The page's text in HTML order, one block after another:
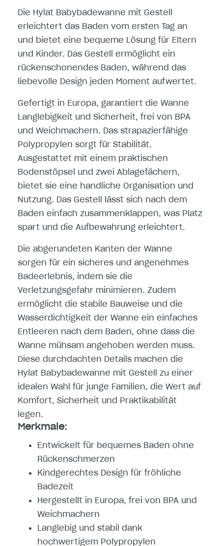
Die Hylat Babybadewanne mit Gestell
erleichtert das Baden vom ersten Tag an
und bietet eine bequeme Lösung für Eltern
und Kinder. Das Gestell ermöglicht ein
rückenschonendes Baden, während das
liebevolle Design jeden Moment aufwertet.
Gefertigt in Europa, garantiert die Wanne
Langlebigkeit und Sicherheit, frei von BPA
und Weichmachern. Das strapazierfähige
Polypropylen sorgt für Stabilität.
Ausgestattet mit einem praktischen
Bodenstöpsel und zwei Ablagefächern,
bietet sie eine handliche Organisation und
Nutzung. Das Gestell lässt sich nach dem
Baden einfach zusammenklappen, was Platz
spart und die Aufbewahrung erleichtert.
Die abgerundeten Kanten der Wanne
sorgen für ein sicheres und angenehmes
Badeerlebnis, indem sie die
Verletzungsgefahr minimieren. Zudem
ermöglicht die stabile Bauweise und die
Wasserdichtigkeit der Wanne ein einfaches
Entleeren nach dem Baden, ohne dass die
Wanne mühsam angehoben werden muss.
Diese durchdachten Details machen die
Hylat Babybadewanne mit Gestell zu einer
idealen Wahl für junge Familien, die Wert auf
Komfort, Sicherheit und Praktikabilität
legen.
Merkmale:
Entwickelt für bequemes Baden ohne
Rückenschmerzen
Kindgerechtes Design für fröhliche
Badezeit
Hergestellt in Europa, frei von BPA und
Weichmachern
Langlebig und stabil dank
hochwertigem Polypropylen